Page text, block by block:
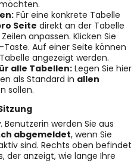
Für eine konkrete Tabelle
Seite direkt an der Tabelle
anpassen. Klicken Sie
Auf einer Seite können
angezeigt werden.
alle Tabellen: Legen Sie hier
als Standard in allen
sollen.
werden Sie aus
abgemeldet, wenn Sie
sind. Rechts oben befindet
der anzeigt, wie lange Ihre